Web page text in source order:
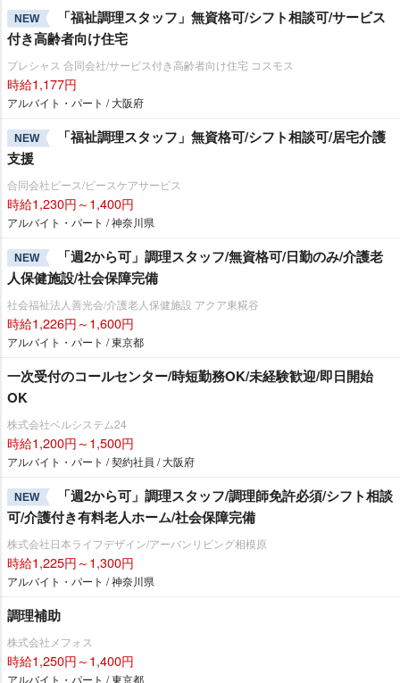
NEW
「福祉調理スタッフ」無資格可/シフト相談可/サービス
付き高齢者向け住宅
プレシャス 合同会社/サービス付き高齢者向け住宅 コスモス
時給1,177円
アルバイト・パート / 大阪府
NEW
「福祉調理スタッフ」無資格可/シフト相談可/居宅介護
支援
合同会社ピース/ピースケアサービス
時給1,230円～1,400円
アルバイト・パート / 神奈川県
NEW
「週2から可」調理スタッフ/無資格可/日勤のみ/介護老
人保健施設/社会保障完備
社会福祉法人善光会/介護老人保健施設 アクア東糀谷
時給1,226円～1,600円
アルバイト・パート / 東京都
一次受付のコールセンター/時短勤務OK/未経験歓迎/即日開始
OK
株式会社ベルシステム24
時給1,200円～1,500円
アルバイト・パート / 契約社員 / 大阪府
NEW
「週2から可」調理スタッフ/調理師免許必須/シフト相談
可/介護付き有料老人ホーム/社会保障完備
株式会社日本ライフデザイン/アーバンリビング相模原
時給1,225円～1,300円
アルバイト・パート / 神奈川県
調理補助
株式会社メフォス
時給1,250円～1,400円
アルバイト・パート / 東京都